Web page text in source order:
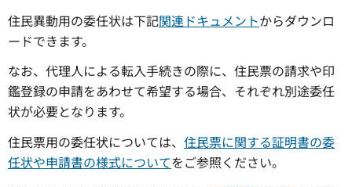
住民異動用の委任状は下記関連ドキュメントからダウンロ
ードできます。
なお、代理人による転入手続きの際に、住民票の請求や印
鑑登録の申請をあわせて希望する場合、それぞれ別途委任
状が必要となります。
住民票用の委任状については、 住民票に関する証明書の委
任状や申請書の様式についてをご参照ください。